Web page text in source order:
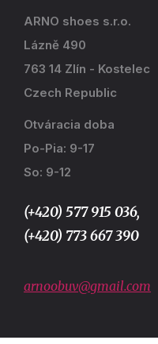
ARNO shoes s.r.o.
Lázně 490
763 14 Zlín - Kostelec
Czech Republic
Otváracia doba
Po-Pia: 9-17
So: 9-12
(+420) 577 915 036,
(+420) 773 667 390
arnoobuv@gmail.com